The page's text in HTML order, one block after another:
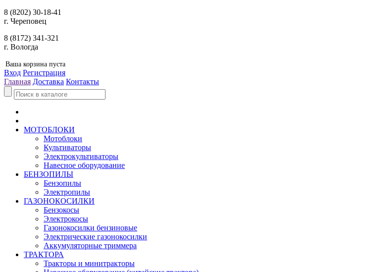
8 (8202) 30-18-41
г. Череповец
8 (8172) 341-321
г. Вологда
Ваша корзина пуста
Вход Регистрация
Главная Доставка Контакты
МОТОБЛОКИ
Мотоблоки
Культиваторы
Электрокультиваторы
Навесное оборудование
БЕНЗОПИЛЫ
Бензопилы
Электропилы
ГАЗОНОКОСИЛКИ
Бензокосы
Электрокосы
Газонокосилки бензиновые
Электрические газонокосилки
Аккумуляторные триммера
ТРАКТОРА
Тракторы и минитракторы